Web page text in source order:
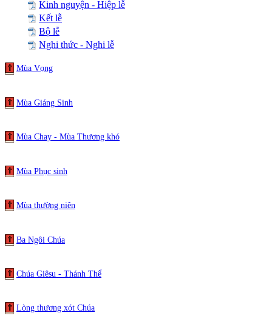
Kinh nguyện - Hiệp lễ
Kết lễ
Bộ lễ
Nghi thức - Nghi lễ
Mùa Vọng
Mùa Giáng Sinh
Mùa Chay - Mùa Thương khó
Mùa Phục sinh
Mùa thường niên
Ba Ngôi Chúa
Chúa Giêsu - Thánh Thể
Lòng thương xót Chúa